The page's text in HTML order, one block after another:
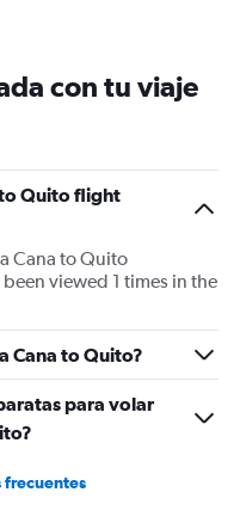
con tu viaje
Quito flight
Cana to Quito
viewed 1 times in the
Cana to Quito?
para volar
frecuentes